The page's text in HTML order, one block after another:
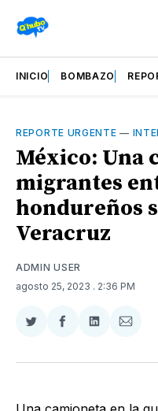
INICIO BOMBAZO
REPORTE URGENTE —
México: Una
migrantes
hondureños
Veracruz
ADMIN USER
agosto 25, 2023 . 2:36 PM
Compartir
Twitter
Compartir
Facebook
Compartir
LinkedIn
Email